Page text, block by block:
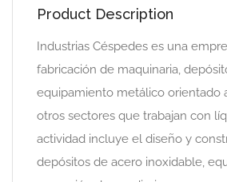
Product Description
Industrias Céspedes es una
fabricación de maquinaria,
equipamiento metálico orientado
otros sectores que trabajan con
actividad incluye el diseño y
depósitos de acero inoxidable,